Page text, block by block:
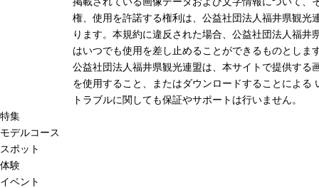
権、使用を許諾する権利は、公益社団法人福井県観光
ります。本規約に違反された場合、公益社団法人福井
はいつでも使用を差し止めることができるものとしま
公益社団法人福井県観光連盟は、本サイトで提供する
を使用すること、またはダウンロードすることによる
トラブルに関しても保証やサポートは行いません。
特集
モデルコース
スポット
体験
イベント